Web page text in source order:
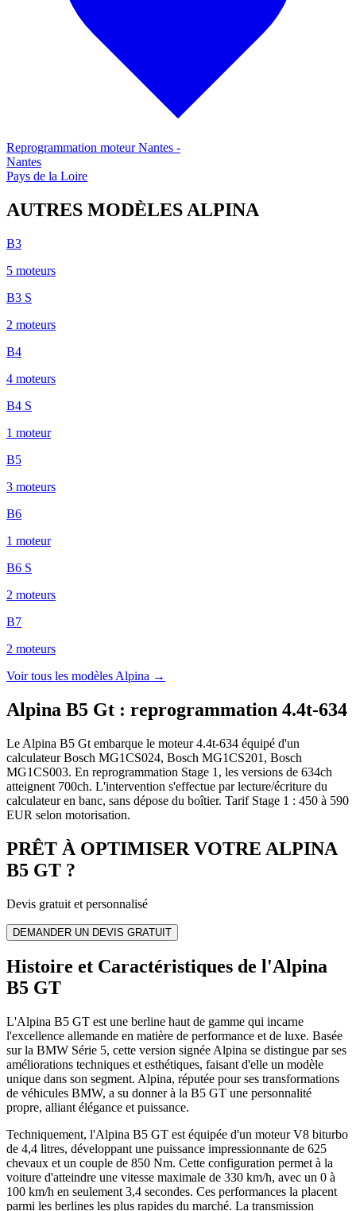
Reprogrammation moteurNantes -
Nantes
Pays de la Loire
AUTRES MODÈLES ALPINA
B3
5 moteurs
B3 S
2 moteurs
B4
4 moteurs
B4 S
1 moteur
B5
3 moteurs
B6
1 moteur
B6 S
2 moteurs
B7
2 moteurs
Voir tous les modèles Alpina →
Alpina B5 Gt : reprogrammation 4.4t-634
Le Alpina B5 Gt embarque le moteur 4.4t-634 équipé d'un
calculateur Bosch MG1CS024, Bosch MG1CS201, Bosch
MG1CS003. En reprogrammation Stage 1, les versions de 634ch
atteignent 700ch. L'intervention s'effectue par lecture/écriture du
calculateur en banc, sans dépose du boîtier. Tarif Stage 1 : 450 à 590
EUR selon motorisation.
PRÊT À OPTIMISER VOTRE ALPINA
B5 GT ?
Devis gratuit et personnalisé
DEMANDER UN DEVIS GRATUIT
Histoire et Caractéristiques de l'Alpina
B5 GT
L'Alpina B5 GT est une berline haut de gamme qui incarne
l'excellence allemande en matière de performance et de luxe. Basée
sur la BMW Série 5, cette version signée Alpina se distingue par ses
améliorations techniques et esthétiques, faisant d'elle un modèle
unique dans son segment. Alpina, réputée pour ses transformations
de véhicules BMW, a su donner à la B5 GT une personnalité
propre, alliant élégance et puissance.
Techniquement, l'Alpina B5 GT est équipée d'un moteur V8 biturbo
de 4,4 litres, développant une puissance impressionnante de 625
chevaux et un couple de 850 Nm. Cette configuration permet à la
voiture d'atteindre une vitesse maximale de 330 km/h, avec un 0 à
100 km/h en seulement 3,4 secondes. Ces performances la placent
parmi les berlines les plus rapides du marché. La transmission